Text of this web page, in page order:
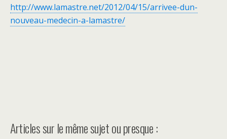
http://www.lamastre.net/2012/04/15/arrivee-dun-
nouveau-medecin-a-lamastre/
Articles sur le même sujet ou presque :